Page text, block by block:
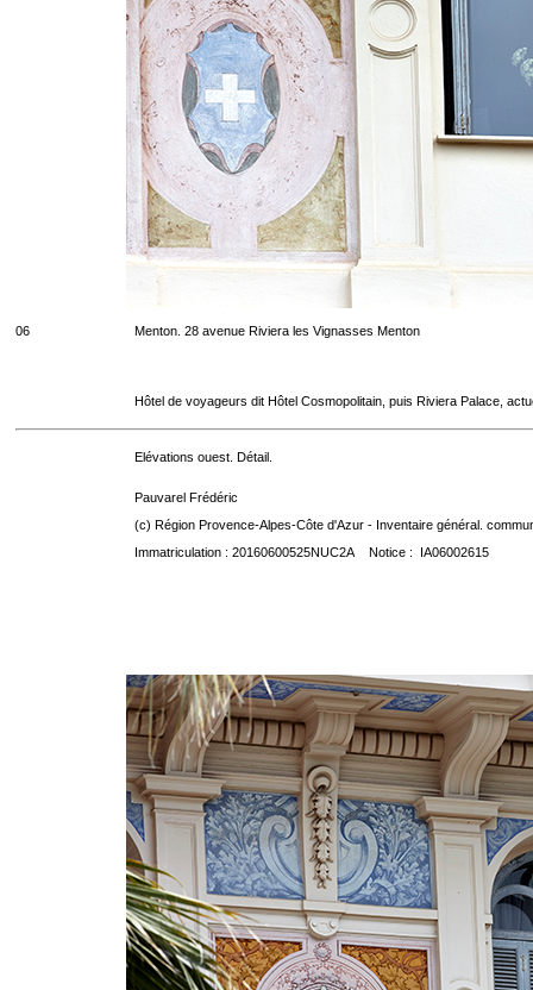
06 Menton. 28 avenue Riviera les Vignasses Menton
Hôtel de voyageurs dit Hôtel Cosmopolitain, puis Riviera Palace,
Elévations ouest. Détail.
Pauvarel Frédéric
(c) Région Provence-Alpes-Côte d'Azur - Inventaire général.
Immatriculation : 20160600525NUC2A Notice : IA06002615